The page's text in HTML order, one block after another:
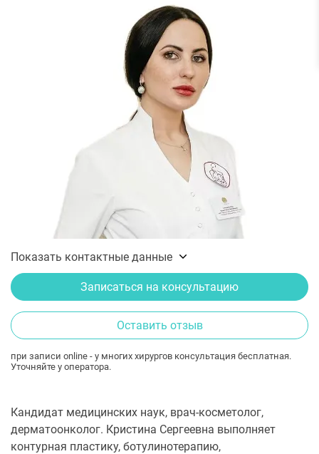
Показать контактные данные
Записаться на консультацию
Оставить отзыв
при записи online - у многих хирургов консультация бесплатная.
Уточняйте у оператора.
Кандидат медицинских наук, врач-косметолог,
дерматоонколог. Кристина Сергеевна выполняет
контурная пластику, ботулинотерапию,